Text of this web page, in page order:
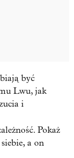
być
Lwu, jak
i
Pokaż
a on